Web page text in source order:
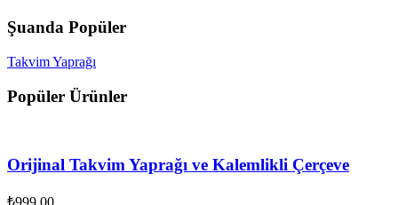
Şuanda Popüler
Takvim Yaprağı
Popüler Ürünler
Orijinal Takvim Yaprağı ve Kalemlikli Çerçeve
₺999,00